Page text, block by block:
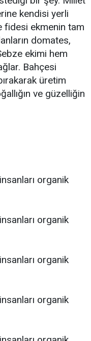
kendisi yerli
fidesi ekmenin tam
domates,
ekimi hem
Bahçesi
üretim
ve güzelliğin